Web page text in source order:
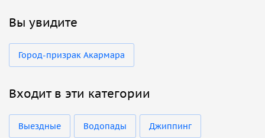
Вы увидите
Город-призрак Акармара
Входит в эти категории
Выездные Водопады Джиппинг